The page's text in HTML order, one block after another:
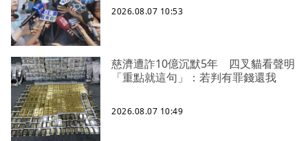
2026.08.07 10:53
慈濟遭詐10億沉默5年 四叉貓看聲明
「重點就這句」：若判有罪錢還我
2026.08.07 10:49